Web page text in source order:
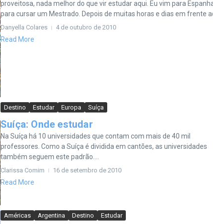
proveitosa, nada melhor do que vir estudar aqui. Eu vim para
para cursar um Mestrado. Depois de muitas horas e dias em frente ao
Danyella Colares 4 de outubro de 2010
Read More
Destino Estudar Europa Suíça
Suíça: Onde estudar
Na Suíça há 10 universidades que contam com mais de 40 mil
professores. Como a Suíça é dividida em cantões, as universidades
também seguem este padrão....
Clarissa Comim 16 de setembro de 2010
Read More
Américas Argentina Destino Estudar